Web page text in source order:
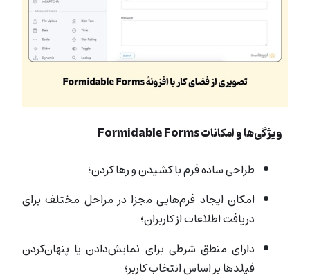
ویژگی‌ها و امکانات Formidable Forms
طراحی ساده فرم با کشیدن و رها کردن؛
امکان ایجاد فرم‌هایی مجزا در مراحل مختلف برای
دریافت اطلاعات از کاربران؛
دارای منطق شرطی برای نمایش‌دادن یا پنهان‌کردن
فیلدها بر اساس انتخاب‌ کاربر؛